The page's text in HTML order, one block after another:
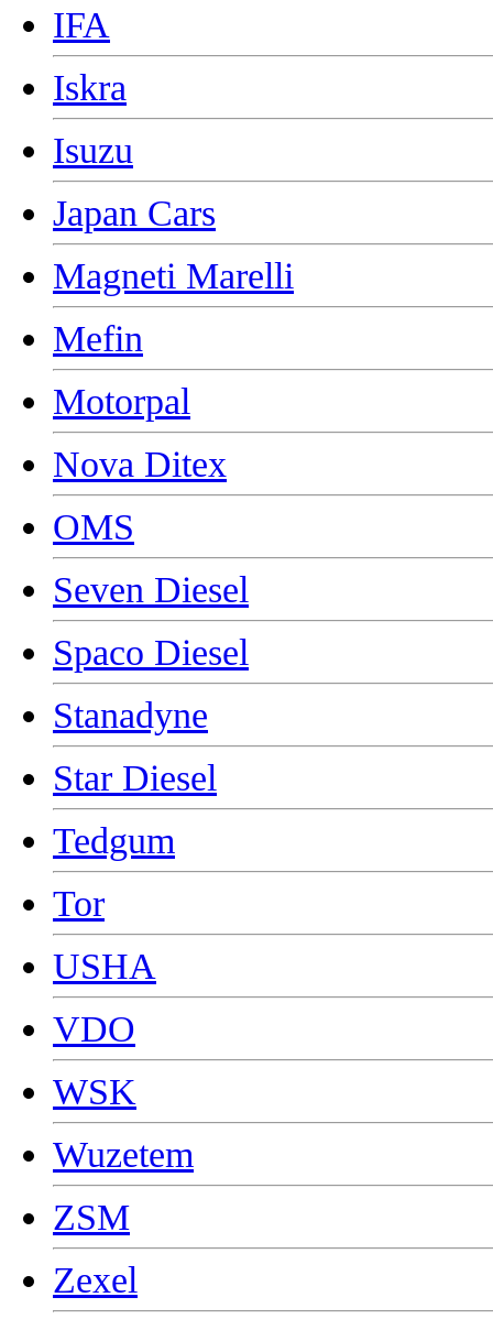
IFA
Iskra
Isuzu
Japan Cars
Magneti Marelli
Mefin
Motorpal
Nova Ditex
OMS
Seven Diesel
Spaco Diesel
Stanadyne
Star Diesel
Tedgum
Tor
USHA
VDO
WSK
Wuzetem
ZSM
Zexel